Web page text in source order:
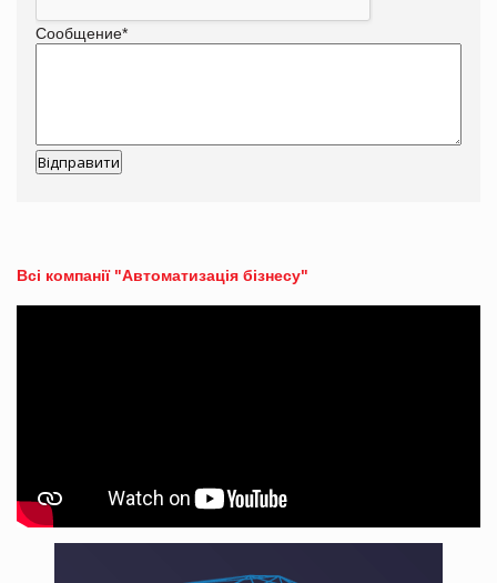
Сообщение*
Всі компанії "Автоматизація бізнесу"